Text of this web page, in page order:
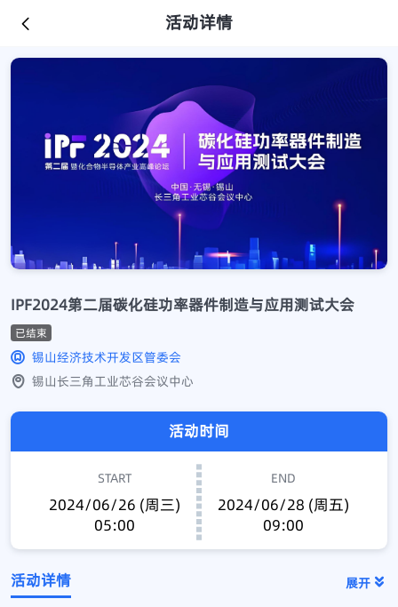
活动详情
IPF2024第二届碳化硅功率器件制造与应用测试大会
已结束
锡山经济技术开发区管委会
锡山长三角工业芯谷会议中心
活动时间
START
2024/06/26 (周三)
05:00
END
2024/06/28 (周五)
09:00
活动详情 展开